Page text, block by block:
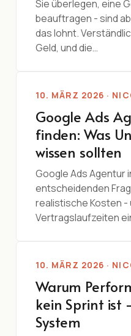
Sie überlegen, eine
beauftragen - sind
das lohnt.
Geld, und die…
10. MÄRZ 2026 ·
Google Ads
finden: Was
wissen sollten
Google Ads Agentur
entscheidenden
realistische Kosten -
Vertragslaufzeiten
10. MÄRZ 2026 ·
Warum
kein Sprint ist
System